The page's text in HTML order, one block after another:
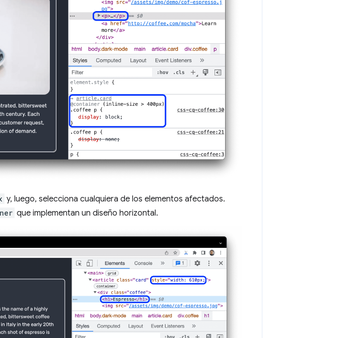
y, luego, selecciona cualquiera de los elementos afectados.
que implementan un diseño horizontal.